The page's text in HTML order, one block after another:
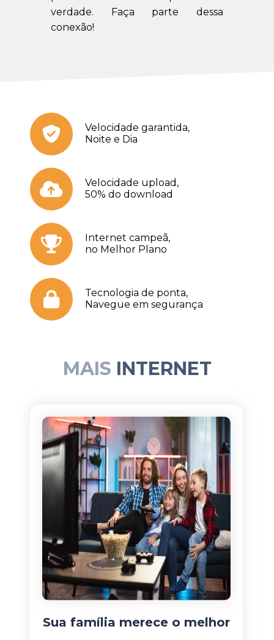
verdade. Faça parte dessa
conexão!
Velocidade garantida,
Noite e Dia
Velocidade upload,
50% do download
Internet campeã,
no Melhor Plano
Tecnologia de ponta,
Navegue em segurança
MAIS INTERNET
Sua família merece o melhor